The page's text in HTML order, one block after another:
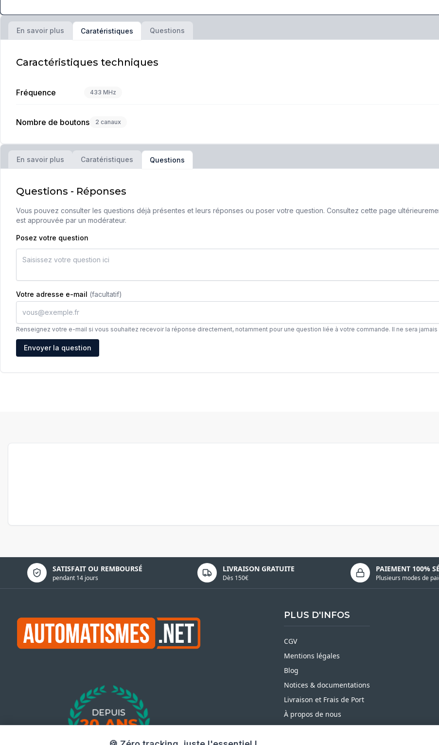
En savoir plus Caratéristiques Questions
Caractéristiques techniques
Fréquence 433 MHz
Nombre de boutons 2 canaux
En savoir plus Caratéristiques Questions
Questions - Réponses
Vous pouvez consulter les questions déjà présentes et leurs réponses ou poser votre question. Consultez cette page
est approuvée par un modérateur.
Posez votre question
Votre adresse e-mail (facultatif)
Renseignez votre e-mail si vous souhaitez recevoir la réponse directement, notamment pour une question liée à votre commande. Il ne sera
Adresse e-mail
Envoyer la question
SATISFAIT OU REMBOURSÉ
pendant 14 jours
Politique de confidentialité LIVRAISON GRATUITE
Dès 150€
PAIEMENT 100%
Plusieurs modes de
PLUS D'INFOS
CGV
Mentions légales
Blog
Notices & documentations
Livraison et Frais de Port
À propos de nous
Satisfait ou Remboursé